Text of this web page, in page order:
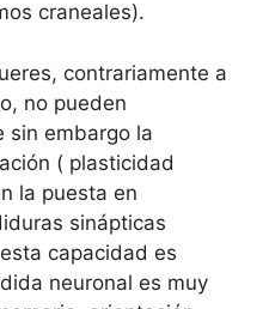
craneales).
contrariamente a
no pueden
sin embargo la
( plasticidad
la puesta en
sinápticas
capacidad es
neuronal es muy